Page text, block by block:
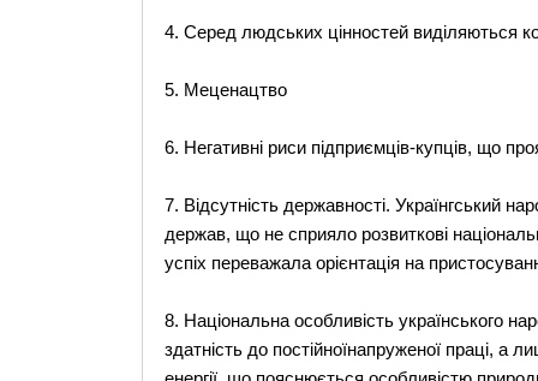
4. Серед людських цінностей виділяються
5. Меценацтво
6. Негативні риси підприємців-купців, що
7. Відсутність державності. Українгський
держав, що не сприяло розвиткові
успіх переважала орієнтація на
8. Національна особливість українського
здатність до постійноїнапруженої праці, а